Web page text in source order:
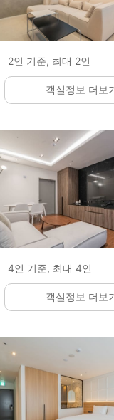
2인 기준, 최대 2인
객실정보 더보
4인 기준, 최대 4인
객실정보 더보